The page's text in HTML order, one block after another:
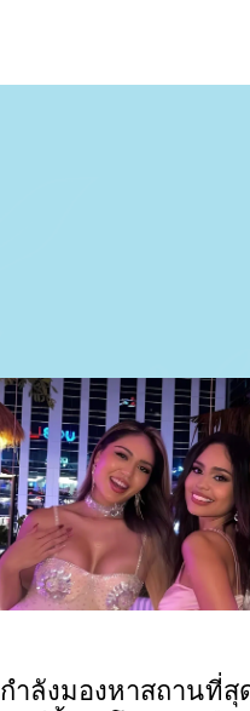
กำลังมองหาสถานที่สุ